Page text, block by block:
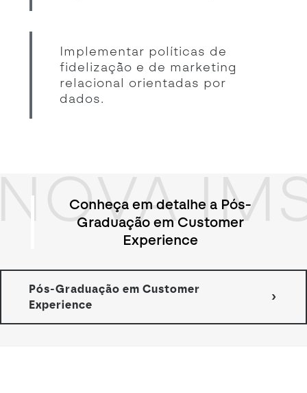
Implementar políticas de
fidelização e de marketing
relacional orientadas por
dados.
Conheça em detalhe a Pós-
Graduação em Customer
Experience
Pós-Graduação em Customer
Experience